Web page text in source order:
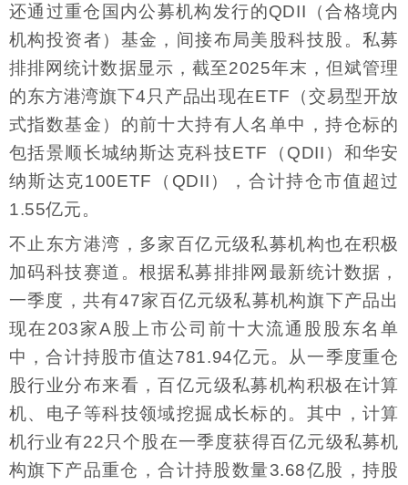
还通过重仓国内公募机构发行的QDII（合格境内
机构投资者）基金，间接布局美股科技股。私募
排排网统计数据显示，截至2025年末，但斌管理
的东方港湾旗下4只产品出现在ETF（交易型开放
式指数基金）的前十大持有人名单中，持仓标的
包括景顺长城纳斯达克科技ETF（QDII）和华安
纳斯达克100ETF（QDII），合计持仓市值超过
1.55亿元。
不止东方港湾，多家百亿元级私募机构也在积极
加码科技赛道。根据私募排排网最新统计数据，
一季度，共有47家百亿元级私募机构旗下产品出
现在203家A股上市公司前十大流通股股东名单
中，合计持股市值达781.94亿元。从一季度重仓
股行业分布来看，百亿元级私募机构积极在计算
机、电子等科技领域挖掘成长标的。其中，计算
机行业有22只个股在一季度获得百亿元级私募机
构旗下产品重仓，合计持股数量3.68亿股，持股